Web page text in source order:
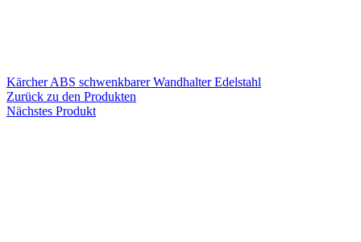
Kärcher ABS schwenkbarer Wandhalter Edelstahl
Zurück zu den Produkten
Nächstes Produkt